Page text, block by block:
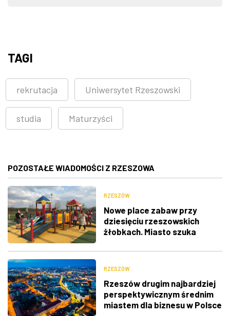
TAGI
rekrutacja Uniwersytet Rzeszowski
studia Maturzyści
POZOSTAŁE WIADOMOŚCI Z RZESZOWA
RZESZÓW
Nowe place zabaw przy
dziesięciu rzeszowskich
żłobkach. Miasto szuka
RZESZÓW
Rzeszów drugim najbardziej
perspektywicznym średnim
miastem dla biznesu w Polsce